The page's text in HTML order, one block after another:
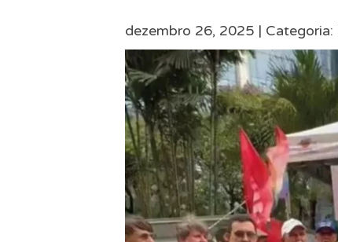
dezembro 26, 2025 | Categoria: